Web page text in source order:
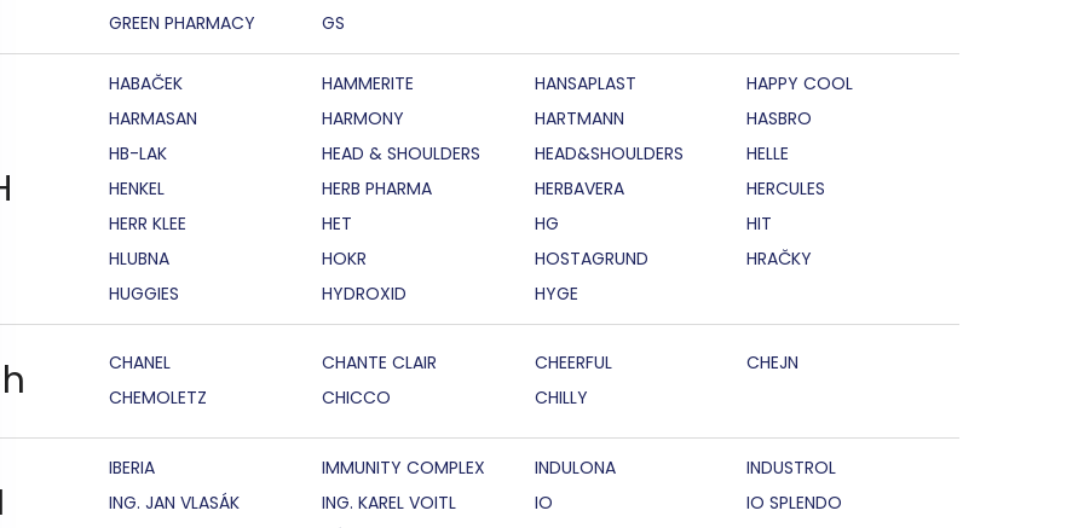
GREEN PHARMACY GS
HABAČEK HAMMERITE HANSAPLAST
HAPPY COOL
HARMASAN
HARMONY HARTMANN
HASBRO
HB-LAK
HEAD & SHOULDERS HEAD&SHOULDERS
HELLE
HENKEL
HERB PHARMA HERBAVERA
HERCULES
HERR KLEE
HET HG
HIT
HLUBNA
HOKR HOSTAGRUND
HRAČKY
HUGGIES
HYDROXID HYGE
CHANEL CHANTE CLAIR CHEERFUL
CHEJN
CHEMOLETZ
CHICCO CHILLY
IBERIA IMMUNITY COMPLEX INDULONA
INDUSTROL
ING. JAN VLASÁK
ING. KAREL VOITL IO
IO SPLENDO